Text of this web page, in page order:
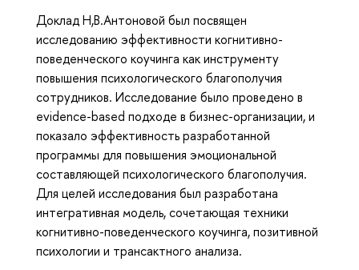
Доклад Н,В.Антоновой был посвящен
исследованию эффективности когнитивно-
поведенческого коучинга как инструменту
повышения психологического благополучия
сотрудников. Исследование было проведено в
evidence-based подходе в бизнес-организации, и
показало эффективность разработанной
программы для повышения эмоциональной
составляющей психологического благополучия.
Для целей исследования был разработана
интегративная модель, сочетающая техники
когнитивно-поведенческого коучинга, позитивной
психологии и трансактного анализа.